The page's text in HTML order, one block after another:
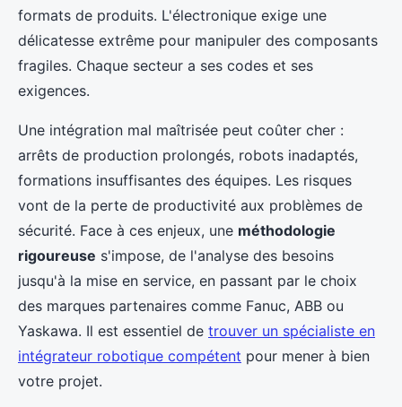
formats de produits. L'électronique exige une
délicatesse extrême pour manipuler des composants
fragiles. Chaque secteur a ses codes et ses
exigences.
Une intégration mal maîtrisée peut coûter cher :
arrêts de production prolongés, robots inadaptés,
formations insuffisantes des équipes. Les risques
vont de la perte de productivité aux problèmes de
sécurité. Face à ces enjeux, une méthodologie
rigoureuse s'impose, de l'analyse des besoins
jusqu'à la mise en service, en passant par le choix
des marques partenaires comme Fanuc, ABB ou
Yaskawa. Il est essentiel de trouver un spécialiste en
intégrateur robotique compétent pour mener à bien
votre projet.